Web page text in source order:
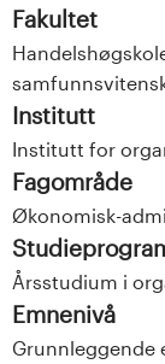
Fakultet
Institutt
Institutt for
Fagområde
Økonomisk-
Årsstudium i
Emnenivå
Grunnleggende